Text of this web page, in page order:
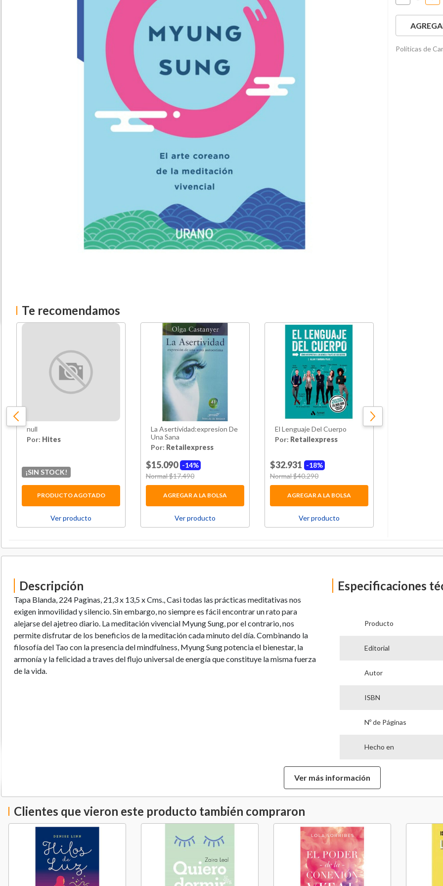
Te recomendamos
null
Por: Hites
¡SIN STOCK!
PRODUCTO AGOTADO
Ver producto
La Asertividad:expresion De
Una Sana
Por: Retailexpress
14%
$15.090
Price reduced from
Normal $17.490
AGREGAR A LA BOLSA
Ver producto
El Lenguaje Del Cuerpo
Por: Retailexpress
18%
$32.931
Price reduced from
Normal $40.290
AGREGAR A LA BOLSA
Ver producto
Políticas de
Descripción
Tapa Blanda, 224 Paginas, 21,3 x 13,5 x Cms., Casi todas las prácticas meditativas nos
exigen inmovilidad y silencio. Sin embargo, no siempre es fácil encontrar un rato para
alejarse del ajetreo diario. La meditación vivencial Myung Sung, por el contrario, nos
permite disfrutar de los beneficios de la meditación cada minuto del día. Combinando la
filosofía del Tao con la presencia del mindfulness, Myung Sung potencia el bienestar, la
armonía y la felicidad a traves del flujo universal de energía que constituye la misma fuerza
de la vida.
Especificaciones
Producto
Editorial
Autor
ISBN
Nº de Páginas
Hecho en
Género Literario
Ver más información
Clientes que vieron este producto también compraron